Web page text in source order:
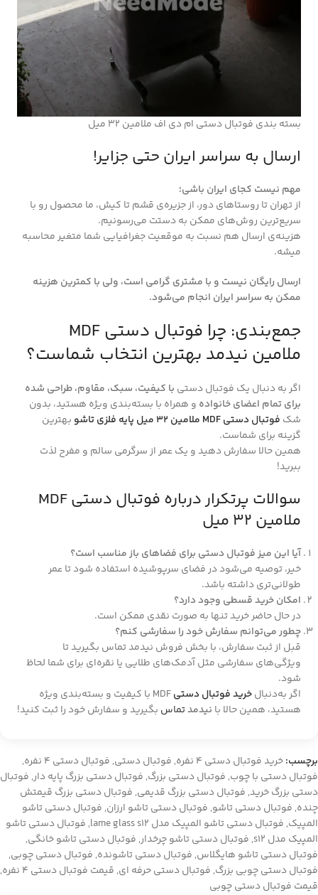
بسته بندی فوتبال دستی ام دی اف ملامین 32 میل
ارسال به سراسر ایران حتی جزایر!
مهم نیست کجای ایران باشی؛
از تهران تا روستاهای دور، از جزیره‌ی قشم تا کیش، ما محصول رو با
سریع‌ترین روش‌های ممکن به دستت می‌رسونیم.
هزینه‌ی ارسال هم نسبت به موقعیت جغرافیایی شما متغیر محاسبه
میشه.
ارسال رایگان نیست و با مشتری گرامی است، ولی با کمترین هزینه
ممکن به سراسر ایران انجام می‌شود.
جمع‌بندی: چرا فوتبال دستی MDF
ملامین نیدمد بهترین انتخاب شماست؟
اگر به دنبال یک فوتبال دستی با کیفیت، سبک، مقاوم، طراحی شده
برای تمام اعضای خانواده و همراه با بسته‌بندی ویژه هستید، بدون
شک فوتبال دستی MDF ملامین ۳۲ میل پایه فلزی تاشو
بهترین
گزینه برای شماست.
همین حالا سفارش دهید و یک عمر از سرگرمی سالم و مفرح لذت
ببرید!
سوالات پرتکرار درباره فوتبال دستی MDF
ملامین ۳۲ میل
آیا این میز فوتبال دستی برای فضاهای باز مناسب است؟
خیر، توصیه می‌شود در فضای سرپوشیده استفاده شود تا عمر
طولانی‌تری داشته باشد.
امکان خرید قسطی وجود دارد؟
در حال حاضر خرید تنها به صورت نقدی ممکن است.
چطور می‌توانم سفارش خود را سفارشی کنم؟
قبل از ثبت سفارش، با بخش فروش نیدمد تماس بگیرید تا
ویژگی‌های سفارشی مثل آدمک‌های طلایی یا نقره‌ای برای شما لحاظ
شود.
اگر به‌دنبالخرید فوتبال دستی
MDF با کیفیت و بسته‌بندی ویژه
هستید، همین حالا با نیدمدتماس بگیرید و سفارش خود را ثبت کنید!
برچسب:خرید فوتبال دستی 4 نفره , فوتبال دستی, فوتبال دستی 4 نفره
,
فوتبال دستی با چوب, فوتبال دستی بزرگ, فوتبال دستی بزرگ پایه دار, فوتبال
دستی بزرگ خرید, فوتبال دستی بزرگ قدیمی, فوتبال دستی بزرگ قیمتش
چنده, فوتبال دستی تاشو, فوتبال دستی تاشو ارزان, فوتبال دستی تاشو
المپیک, فوتبال دستی تاشو المپیک مدل lame glass s12 , فوتبال دستی تاشو
المپیک مدل s12
, فوتبال دستی تاشو چرخدار, فوتبال دستی تاشو خانگی,
فوتبال دستی تاشو هایگلاس, فوتبال دستی تاشونده, فوتبال دستی چوبی,
فوتبال دستی چوبی بزرگ, فوتبال دستی حرفه ای, قیمت فوتبال دستی ۴ نفره
,
قیمت فوتبال دستی چوبی